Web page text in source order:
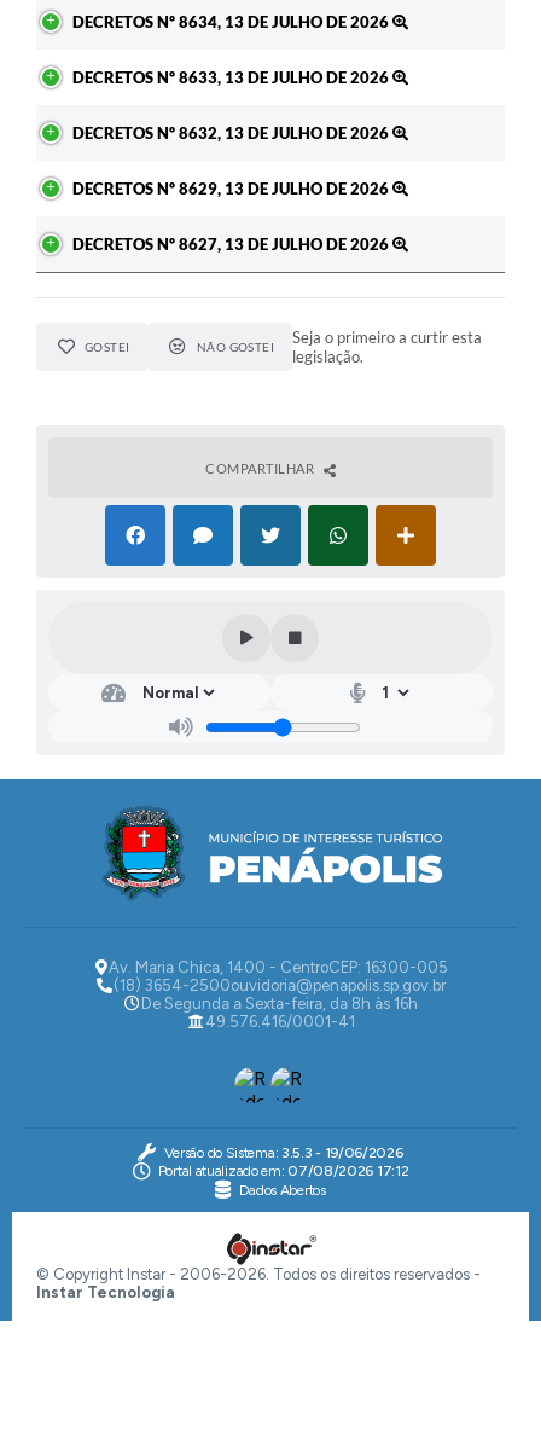
DECRETOS Nº 8634, 13 DE JULHO DE 2026
DECRETOS Nº 8633, 13 DE JULHO DE 2026
DECRETOS Nº 8632, 13 DE JULHO DE 2026
DECRETOS Nº 8629, 13 DE JULHO DE 2026
DECRETOS Nº 8627, 13 DE JULHO DE 2026
GOSTEI NÃO GOSTEI
Seja o primeiro a curtir esta
legislação.
COMPARTILHAR
Av. Maria Chica, 1400 - CentroCEP: 16300-005
(18) 3654-2500ouvidoria@penapolis.sp.gov.br
De Segunda a Sexta-feira, da 8h às 16h
49.576.416/0001-41
Versão do Sistema: 3.5.3 - 19/06/2026
Portal atualizado em:07/08/2026 17:12
Dados Abertos
© Copyright Instar - 2006-2026. Todos os direitos reservados -
Instar Tecnologia